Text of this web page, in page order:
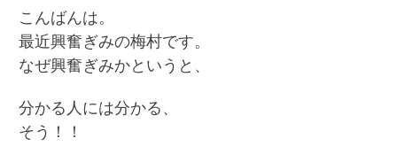
こんばんは。
最近興奮ぎみの梅村です。
なぜ興奮ぎみかというと、
分かる人には分かる、
そう！！